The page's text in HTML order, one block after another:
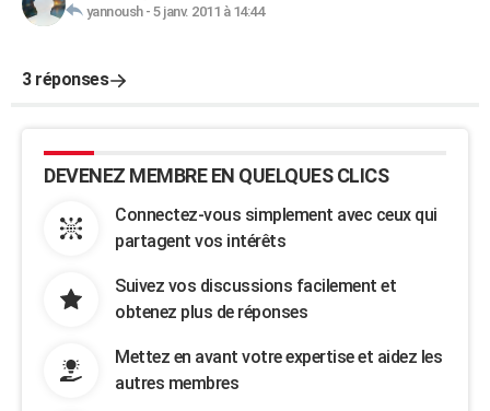
yannoush- 5 janv. 2011 à 14:44
3 réponses
DEVENEZ MEMBRE EN QUELQUES CLICS
Connectez-vous simplement avec ceux qui
partagent vos intérêts
Suivez vos discussions facilement et
obtenez plus de réponses
Mettez en avant votre expertise et aidez les
autres membres